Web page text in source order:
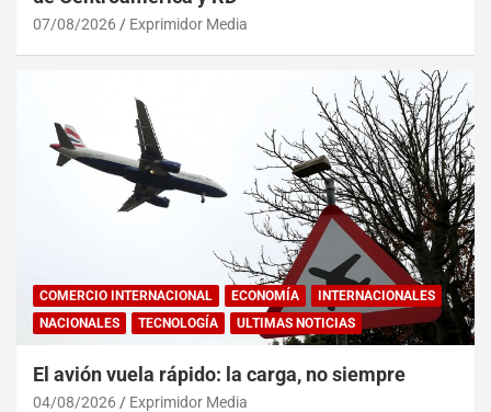
07/08/2026 Exprimidor Media
COMERCIO INTERNACIONAL ECONOMÍA
INTERNACIONALES
NACIONALES
TECNOLOGÍA ULTIMAS NOTICIAS
El avión vuela rápido: la carga, no siempre
04/08/2026 Exprimidor Media